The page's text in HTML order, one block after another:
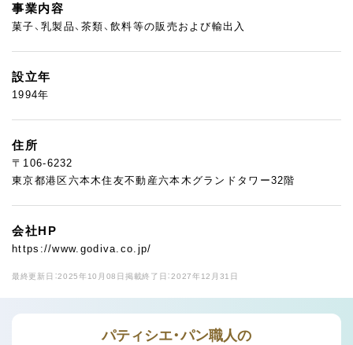
事業内容
菓子、乳製品、茶類、飲料等の販売および輸出入
設立年
1994年
住所
〒106-6232
東京都港区六本木住友不動産六本木グランドタワー32階
会社HP
https://www.godiva.co.jp/
最終更新日：2025年10月08日 掲載終了日：2027年12月31日
パティシエ・パン職人の